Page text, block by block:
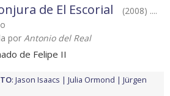
de El Escorial
(2008) ....
por Antonio del Real
de Felipe II
: Jason Isaacs Julia Ormond
Jürgen